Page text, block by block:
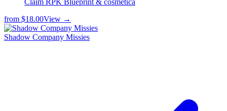
Claim RPK Blueprint & cosmetica
from $18.00View →
Shadow Company Missies